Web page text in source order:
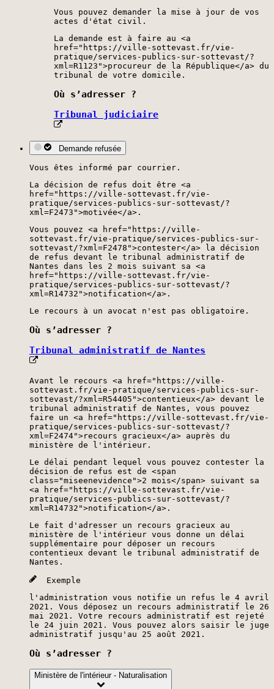
Vous pouvez demander la mise à jour de vos
actes d'état civil.
La demande est à faire au <a
href="https://ville-sottevast.fr/vie-
pratique/services-publics-sur-sottevast/?
xml=R1123">procureur de la République</a> du
tribunal de votre domicile.
Où s’adresser ?
Tribunal judiciaire
Demande refusée
Vous êtes informé par courrier.
La décision de refus doit être <a
href="https://ville-sottevast.fr/vie-
pratique/services-publics-sur-sottevast/?
xml=F2473">motivée</a>.
Vous pouvez <a href="https://ville-
sottevast.fr/vie-pratique/services-publics-sur-
sottevast/?xml=F2478">contester</a> la décision
de refus devant le tribunal administratif de
Nantes dans les 2 mois suivant sa <a
href="https://ville-sottevast.fr/vie-
pratique/services-publics-sur-sottevast/?
xml=R14732">notification</a>.
Le recours à un avocat n'est pas obligatoire.
Où s’adresser ?
Tribunal administratif de Nantes
Avant le recours <a href="https://ville-
sottevast.fr/vie-pratique/services-publics-sur-
sottevast/?xml=R54405">contentieux</a> devant le
tribunal administratif de Nantes, vous pouvez
faire un <a href="https://ville-sottevast.fr/vie-
pratique/services-publics-sur-sottevast/?
xml=F2474">recours gracieux</a> auprès du
ministère de l'intérieur.
Le délai pendant lequel vous pouvez contester la
décision de refus est de <span
class="miseenevidence">2 mois</span> suivant sa
<a href="https://ville-sottevast.fr/vie-
pratique/services-publics-sur-sottevast/?
xml=R14732">notification</a>.
Le fait d'adresser un recours gracieux au
ministère de l'intérieur vous donne un délai
supplémentaire pour déposer un recours
contentieux devant le tribunal administratif de
Nantes.
Exemple
l'administration vous notifie un refus le 4 avril
2021. Vous déposez un recours administratif le 26
mai 2021. Votre recours administratif est rejeté
le 24 juin 2021. Vous pouvez alors saisir le juge
administratif jusqu'au 25 août 2021.
Où s’adresser ?
Ministère de l'intérieur - Naturalisation